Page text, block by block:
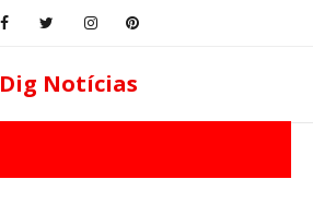
Dig Notícias